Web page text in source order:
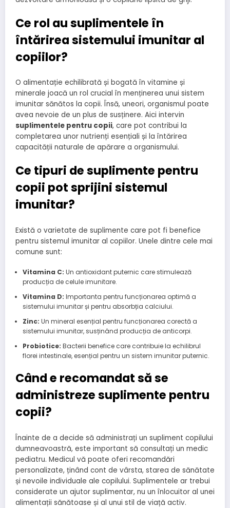
Ce rol au suplimentele în
întărirea sistemului imunitar al
copiilor?
O alimentație echilibrată și bogată în vitamine și
minerale joacă un rol crucial în menținerea unui sistem
imunitar sănătos la copii. Însă, uneori, organismul poate
avea nevoie de un plus de susținere. Aici intervin
suplimentele pentru copii, care pot contribui la
completarea unor nutrienți esențiali și la întărirea
capacității naturale de apărare a organismului.
Ce tipuri de suplimente pentru
copii pot sprijini sistemul
imunitar?
Există o varietate de suplimente care pot fi benefice
pentru sistemul imunitar al copiilor. Unele dintre cele mai
comune sunt:
Vitamina C: Un antioxidant puternic care stimulează
producția de celule imunitare.
Vitamina D: Importanta pentru funcționarea optimă a
sistemului imunitar și pentru absorbția calciului.
Zinc: Un mineral esențial pentru funcționarea corectă a
sistemului imunitar, susținând producția de anticorpi.
Probiotice: Bacterii benefice care contribuie la echilibrul
florei intestinale, esențial pentru un sistem imunitar puternic.
Când e recomandat să se
administreze suplimente pentru
copii?
Înainte de a decide să administrați un supliment copilului
dumneavoastră, este important să consultați un medic
pediatru. Medicul vă poate oferi recomandări
personalizate, ținând cont de vârsta, starea de sănătate
și nevoile individuale ale copilului. Suplimentele ar trebui
considerate un ajutor suplimentar, nu un înlocuitor al unei
alimentații sănătoase și al unui stil de viață activ.